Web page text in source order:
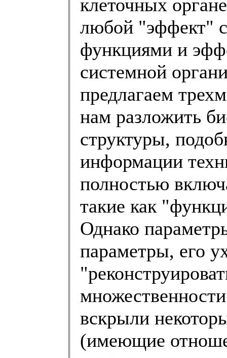
клеточных
любой "эффект"
функциями и
системной
предлагаем
нам разложить
структуры,
информации
полностью
такие как
Однако
параметры, его
вскрыли
(имеющие